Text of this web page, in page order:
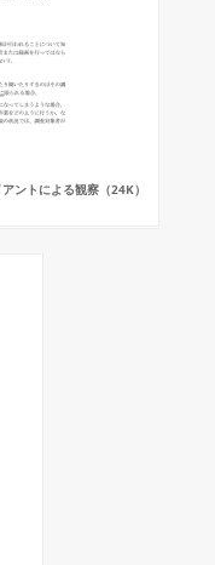
ントによる観察（24K）